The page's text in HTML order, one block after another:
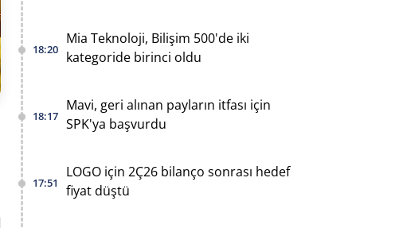
18:20
Mia Teknoloji, Bilişim 500'de iki
kategoride birinci oldu
18:17
Mavi, geri alınan payların itfası için
SPK'ya başvurdu
17:51
LOGO için 2Ç26 bilanço sonrası hedef
fiyat düştü